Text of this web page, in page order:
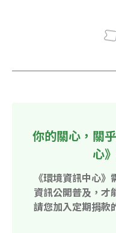
你的關心，關
心
《環境資訊中心
資訊公開普及，才
請您加入定期捐款